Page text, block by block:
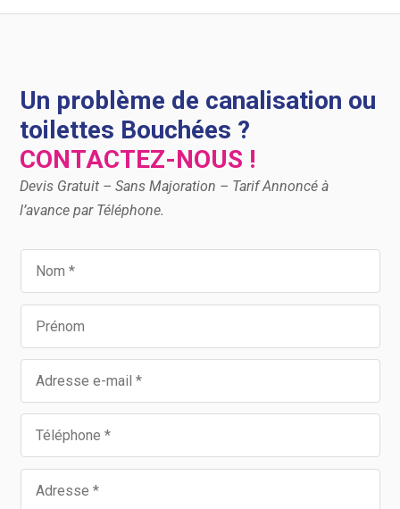
Un problème de canalisation ou
toilettes Bouchées ?
CONTACTEZ-NOUS !
Devis Gratuit – Sans Majoration – Tarif Annoncé à
l’avance par Téléphone.